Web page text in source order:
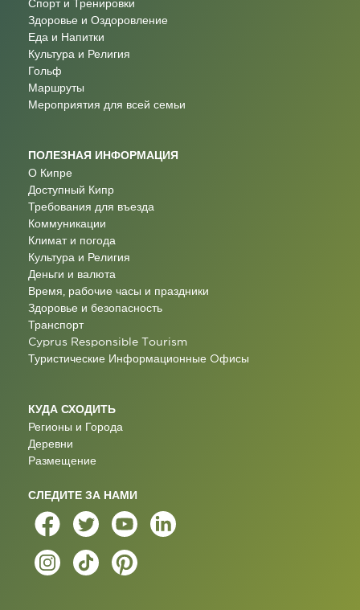
Спорт и Тренировки
Здоровье и Оздоровление
Еда и Напитки
Культура и Религия
Гольф
Маршруты
Мероприятия для всей семьи
ПОЛЕЗНАЯ ИНФОРМАЦИЯ
О Кипре
Доступный Кипр
Требования для въезда
Коммуникации
Климат и погода
Культура и Религия
Деньги и валюта
Время, рабочие часы и праздники
Здоровье и безопасность
Транспорт
Cyprus Responsible Tourism
Туристические Информационные Oфисы
КУДА СХОДИТЬ
Регионы и Города
Деревни
Размещение
СЛЕДИТЕ ЗА НАМИ